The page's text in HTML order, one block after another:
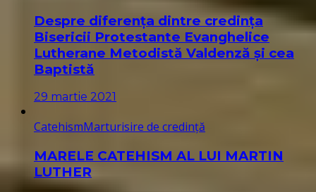
Despre diferența dintre credința
Bisericii Protestante Evanghelice
Lutherane Metodistă Valdenză și cea
Baptistă
29 martie 2021
CatehismMarturisire de credință
MARELE CATEHISM AL LUI MARTIN
LUTHER